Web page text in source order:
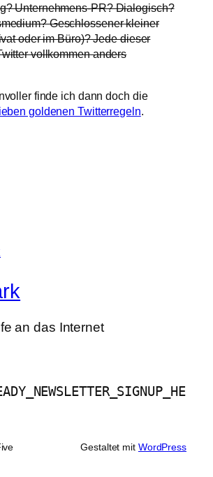
Unternehmens-PR? Dialogisch?
Geschlossener kleiner
oder im Büro)? Jede dieser
vollkommen anders
finde ich dann doch die
goldenen Twitterregeln.
an das Internet
Gestaltet mit WordPress